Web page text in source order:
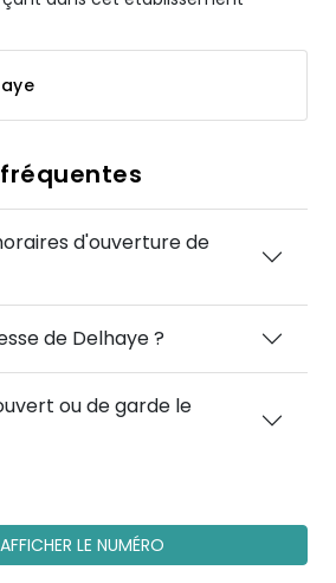
d'ouverture de
de Delhaye ?
ou de garde le
LE NUMÉRO